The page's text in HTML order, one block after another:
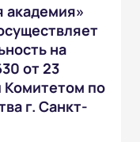
академия»
на
от 23
Комитетом по
г. Санкт-